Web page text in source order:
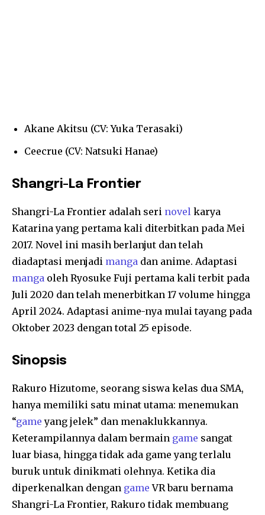
Akane Akitsu (CV: Yuka Terasaki)
Ceecrue (CV: Natsuki Hanae)
Shangri-La Frontier
Shangri-La Frontier adalah seri novel karya
Katarina yang pertama kali diterbitkan pada Mei
2017. Novel ini masih berlanjut dan telah
diadaptasi menjadi manga dan anime. Adaptasi
manga oleh Ryosuke Fuji pertama kali terbit pada
Juli 2020 dan telah menerbitkan 17 volume hingga
April 2024. Adaptasi anime-nya mulai tayang pada
Oktober 2023 dengan total 25 episode.
Sinopsis
Rakuro Hizutome, seorang siswa kelas dua SMA,
hanya memiliki satu minat utama: menemukan
“game yang jelek” dan menaklukkannya.
Keterampilannya dalam bermain game sangat
luar biasa, hingga tidak ada game yang terlalu
buruk untuk dinikmati olehnya. Ketika dia
diperkenalkan dengan game VR baru bernama
Shangri-La Frontier, Rakuro tidak membuang